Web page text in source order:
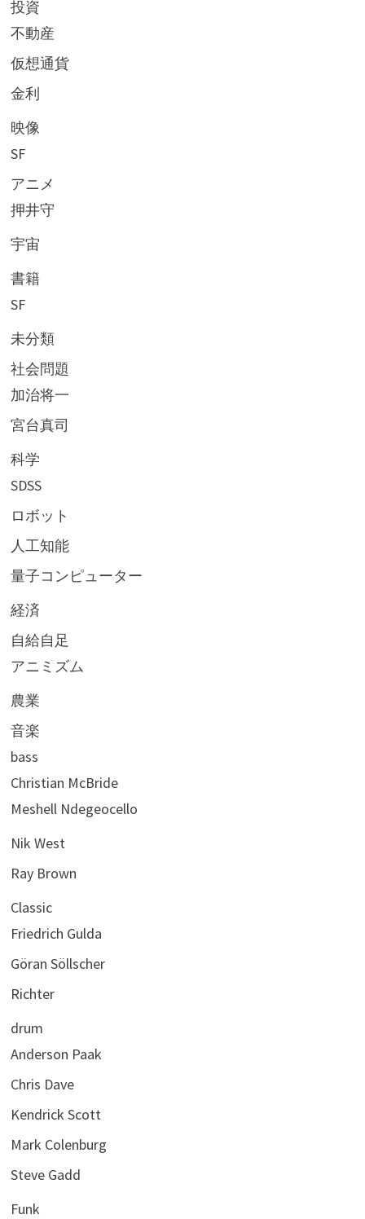
投資
不動産
仮想通貨
金利
映像
SF
アニメ
押井守
宇宙
書籍
SF
未分類
社会問題
加治将一
宮台真司
科学
SDSS
ロボット
人工知能
量子コンピューター
経済
自給自足
アニミズム
農業
音楽
bass
Christian McBride
Meshell Ndegeocello
Nik West
Ray Brown
Classic
Friedrich Gulda
Göran Söllscher
Richter
drum
Anderson Paak
Chris Dave
Kendrick Scott
Mark Colenburg
Steve Gadd
Funk